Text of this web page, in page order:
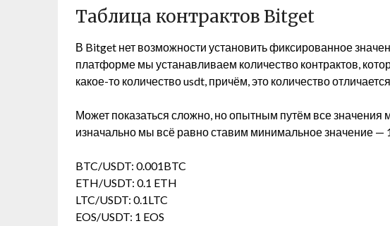
Таблица контрактов Bitget
В Bitget нет возможности установить фиксированное
платформе мы устанавливаем количество контрактов,
какое-то количество usdt, причём, это количество
Может показаться сложно, но опытным путём все значения
изначально мы всё равно ставим минимальное значение —
BTC/USDT: 0.001BTC
ETH/USDT: 0.1 ETH
LTC/USDT: 0.1LTC
EOS/USDT: 1 EOS